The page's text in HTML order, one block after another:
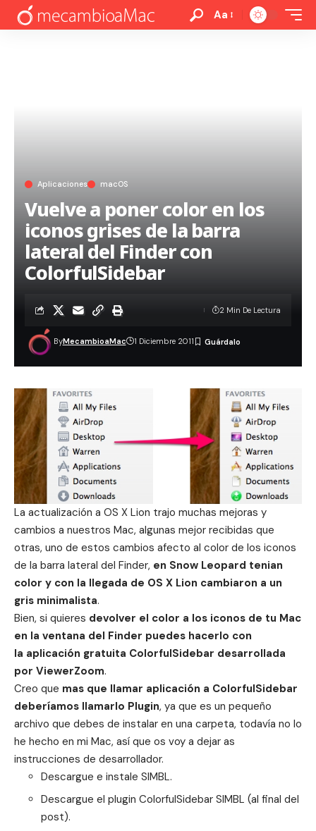
Aa
Aplicaciones macOS
Vuelve a poner color en los
iconos grises de la barra
lateral del Finder con
ColorfulSidebar
ByMecambioaMac 1 Diciembre 2011
2 Min De Lectura
La actualización a OS X Lion trajo muchas mejoras y
cambios a nuestros Mac, algunas mejor recibidas que
otras, uno de estos cambios afecto al color de los iconos
de la barra lateral del Finder, en Snow Leopard tenian
color y con la llegada de OS X Lion cambiaron a un
gris minimalista.
Bien, si quieres devolver el color a los iconos de tu Mac
en la ventana del Finder puedes hacerlo con
la aplicación gratuita ColorfulSidebar desarrollada
por ViewerZoom.
Creo que mas que llamar aplicación a ColorfulSidebar
deberíamos llamarlo Plugin, ya que es un pequeño
archivo que debes de instalar en una carpeta, todavía no lo
he hecho en mi Mac, así que os voy a dejar as
instrucciones de desarrollador.
Descargue e instale SIMBL.
Descargue el plugin ColorfulSidebar SIMBL (al final del
post).